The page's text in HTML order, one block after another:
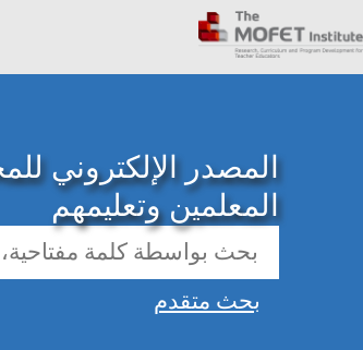
المصدر الإلكتروني
المعلمين وتعليمهم
بحث متقدم